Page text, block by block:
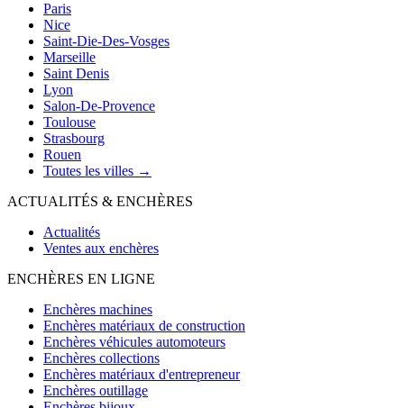
Paris
Nice
Saint-Die-Des-Vosges
Marseille
Saint Denis
Lyon
Salon-De-Provence
Toulouse
Strasbourg
Rouen
Toutes les villes →
ACTUALITÉS & ENCHÈRES
Actualités
Ventes aux enchères
ENCHÈRES EN LIGNE
Enchères machines
Enchères matériaux de construction
Enchères véhicules automoteurs
Enchères collections
Enchères matériaux d'entrepreneur
Enchères outillage